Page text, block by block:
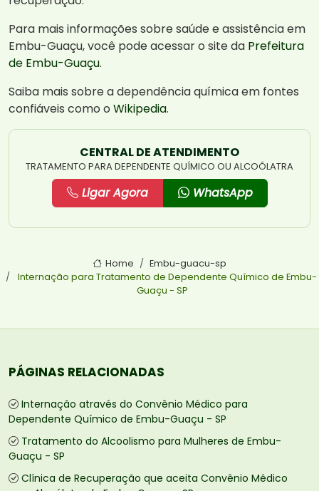
Para mais informações sobre saúde e assistência em
Embu-Guaçu, você pode acessar o site da Prefeitura
de Embu-Guaçu.
Saiba mais sobre a dependência química em fontes
confiáveis como o Wikipedia.
CENTRAL DE ATENDIMENTO
TRATAMENTO PARA DEPENDENTE QUÍMICO OU ALCOÓLATRA
Ligar Agora WhatsApp
Home
Embu-guacu-sp
Internação para Tratamento de Dependente Químico de Embu-
Guaçu - SP
PÁGINAS RELACIONADAS
Internação através do Convênio Médico para
Dependente Químico de Embu-Guaçu - SP
Tratamento do Alcoolismo para Mulheres de Embu-
Guaçu - SP
Clínica de Recuperação que aceita Convênio Médico